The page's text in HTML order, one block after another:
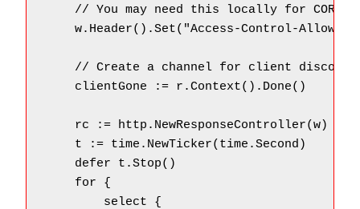
// You may need this locally for CORS
w.Header().Set("Access-Control-Allow-
// Create a channel for client
    clientGone := r.Context().Done()
    rc := http.NewResponseController(w)
    t := time.NewTicker(time.Second)
    defer t.Stop()
    for {
        select {